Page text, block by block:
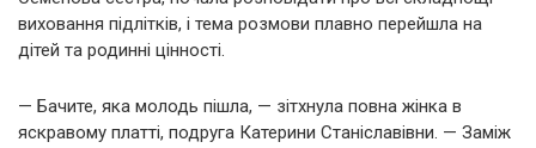
виховання підлітків, і тема розмови плавно перейшла на
дітей та родинні цінності.
— Бачите, яка молодь пішла, — зітхнула повна жінка в
яскравому платті, подруга Катерини Станіславівни. — Заміж